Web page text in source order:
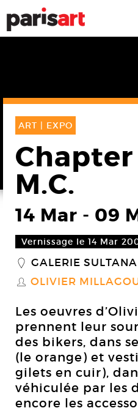
ART | EXPO
Chapter
M.C.
14 Mar - 09
Vernissage le 14 Mar
_ GALERIE SULTANA
S OLIVIER
Les oeuvres
prennent leur
des bikers, dans
(le orange) et
gilets en cuir),
véhiculée par les
encore les